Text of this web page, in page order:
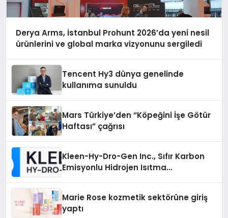
Derya Arms, İstanbul Prohunt 2026’da yeni nesil
ürünlerini ve global marka vizyonunu sergiledi
Tencent Hy3 dünya genelinde
kullanıma sunuldu
Mars Türkiye’den “Köpeğini İşe Götür
Haftası” çağrısı
Kleen-Hy-Dro-Gen Inc., Sıfır Karbon
Emisyonlu Hidrojen Isıtma
Marie Rose kozmetik sektörüne giriş
yaptı